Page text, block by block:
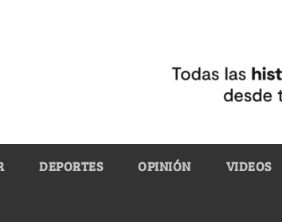
DEPORTES OPINIÓN VIDEOS